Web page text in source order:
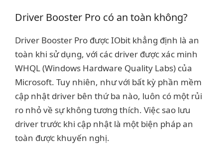
Driver Booster Pro có an toàn không?
Driver Booster Pro được IObit khẳng định là an
toàn khi sử dụng, với các driver được xác minh
WHQL (Windows Hardware Quality Labs) của
Microsoft. Tuy nhiên, như với bất kỳ phần mềm
cập nhật driver bên thứ ba nào, luôn có một rủi
ro nhỏ về sự không tương thích. Việc sao lưu
driver trước khi cập nhật là một biện pháp an
toàn được khuyến nghị.